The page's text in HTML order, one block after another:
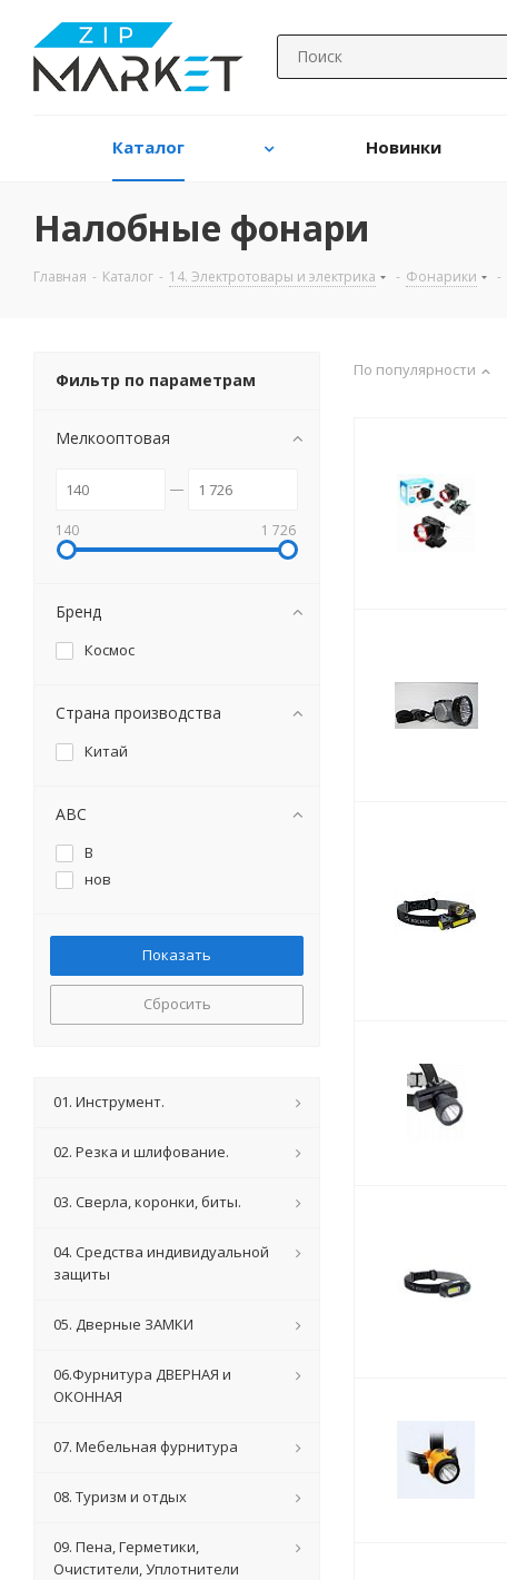
Каталог Новинки
Налобные фонари
Главная - Каталог - 14. Электротовары и электрика - Фонарики -
По популярности
Фильтр по параметрам
Мелкооптовая
140 1 726
Бренд
Космос
Страна производства
Китай
ABC
B
нов
Сбросить
01. Инструмент.
02. Резка и шлифование.
03. Сверла, коронки, биты.
04. Средства индивидуальной
защиты
05. Дверные ЗАМКИ
06.Фурнитура ДВЕРНАЯ и
ОКОННАЯ
07. Мебельная фурнитура
08. Туризм и отдых
09. Пена, Герметики,
Очистители, Уплотнители